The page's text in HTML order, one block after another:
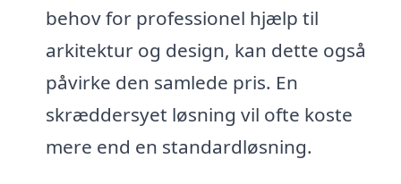
behov for professionel hjælp til
arkitektur og design, kan dette også
påvirke den samlede pris. En
skræddersyet løsning vil ofte koste
mere end en standardløsning.